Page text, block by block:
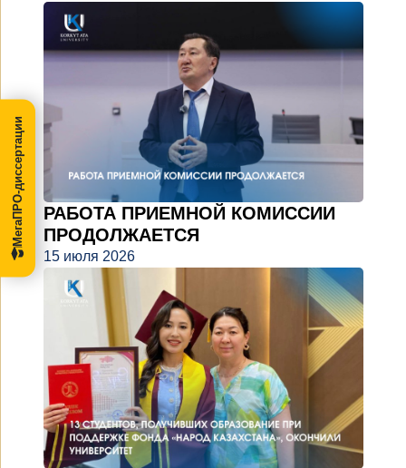
РАБОТА ПРИЕМНОЙ КОМИССИИ
ПРОДОЛЖАЕТСЯ
15 июля 2026
МегаПРО-диссертации